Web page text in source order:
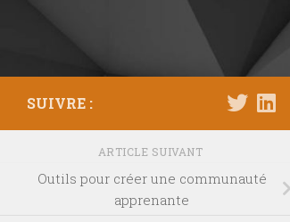
SUIVRE :
ARTICLE SUIVANT
Outils pour créer une communauté
apprenante